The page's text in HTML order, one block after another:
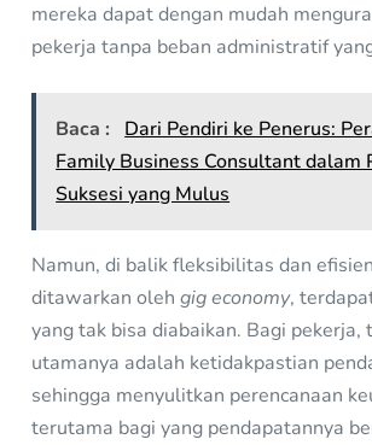
mereka dapat dengan mudah
pekerja tanpa beban administratif
Baca :
Dari Pendiri ke Penerus:
Family Business Consultant dalam
Suksesi yang Mulus
Namun, di balik fleksibilitas dan
ditawarkan olehgig economy,
yang tak bisa diabaikan. Bagi pekerja,
utamanya adalah ketidakpastian
sehingga menyulitkan perencanaan
terutama bagi yang pendapatannya